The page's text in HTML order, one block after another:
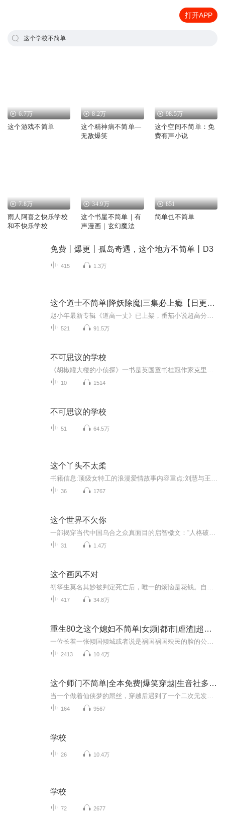
打开APP
这个学校不简单
6.7万
这个游戏不简单
8.2万
这个精神病不简单—
无敌爆笑
98.5万
这个空间不简单：免
费有声小说
7.8万
雨人阿喜之快乐学校
和不快乐学校
34.9万
这个书屋不简单｜有
声漫画｜玄幻魔法
851
简单也不简单
免费丨爆更丨孤岛奇遇，这个地方不简单丨D3
415 1.3万
这个道士不简单|降妖除魔|三集必上瘾【日更20集】
521 91.5万
不可思议的学校
10 1514
不可思议的学校
51 64.5万
这个丫头不太柔
36 1767
这个世界不欠你
31 1.4万
这个画风不对
417 34.8万
重生80之这个媳妇不简单|女频|都市|虐渣|超高速
2413 10.4万
这个师门不简单|全本免费|爆笑穿越|生音社多人剧
164 9567
学校
26 10.4万
学校
72 2677